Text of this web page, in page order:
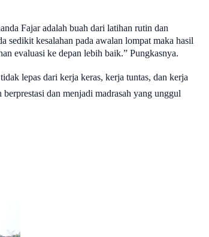
Fajar adalah buah dari latihan rutin dan
sedikit kesalahan pada awalan lompat maka hasil
evaluasi ke depan lebih baik.” Pungkasnya.
lepas dari kerja keras, kerja tuntas, dan kerja
dan menjadi madrasah yang unggul